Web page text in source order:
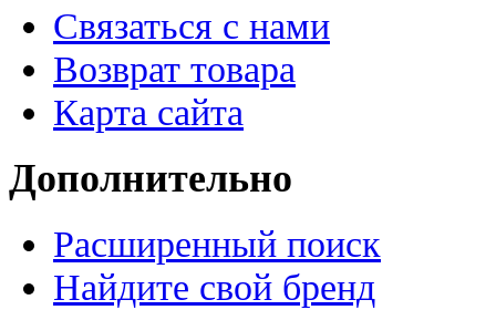
Связаться с нами
Возврат товара
Карта сайта
Дополнительно
Расширенный поиск
Найдите свой бренд